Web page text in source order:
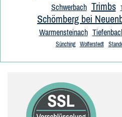
Schwerbach Trimbs
Schömberg bei
Warmensteinach
Sünching Wolferstedt